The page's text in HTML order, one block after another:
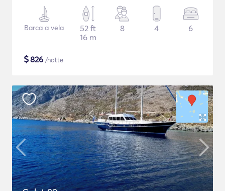
Barca a vela
52 ft
16 m
8 4 6
$826 /notte